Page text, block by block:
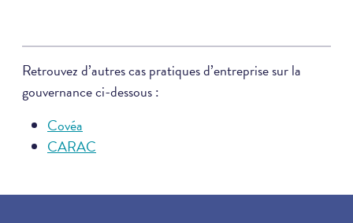
Retrouvez d’autres cas pratiques d’entreprise sur la
gouvernance ci-dessous :
Covéa
CARAC